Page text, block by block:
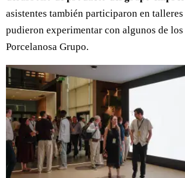
asistentes también participaron en
pudieron experimentar con algunos de los
Porcelanosa Grupo.